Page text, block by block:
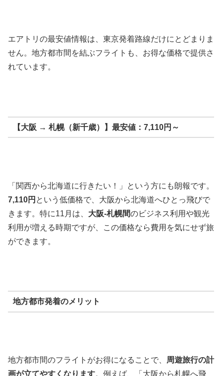
エアトリの最安値情報は、東京発着路線だけにとどまりま
せん。地方都市間を結ぶフライトも、お得な価格で提供さ
れています。
【大阪 → 札幌（新千歳）】最安値：7,110円～
「関西から北海道に行きたい！」という方にも朗報です。
7,110円 という低価格で、大阪から北海道へひとっ飛びで
きます。特に11月は、 大阪-札幌間のビジネス利用や観光
利用が増える時期ですが、この価格なら費用を気にせず旅
ができます。
地方都市発着のメリット
地方都市間のフライトがお得になることで、
周遊旅行の計
画が立てやすくなります。例えば、「大阪から札幌へ飛